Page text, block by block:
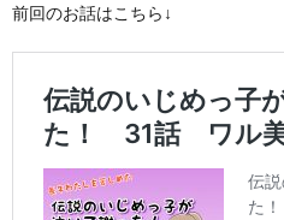
前回のお話はこちら↓